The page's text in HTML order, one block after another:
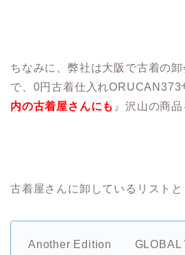
ちなみに、弊社は大阪で古着の
で、0円古着仕入れORUCAN373
内の古着屋さんにも 』沢山の商
古着屋さんに卸しているリストと
Another Edition